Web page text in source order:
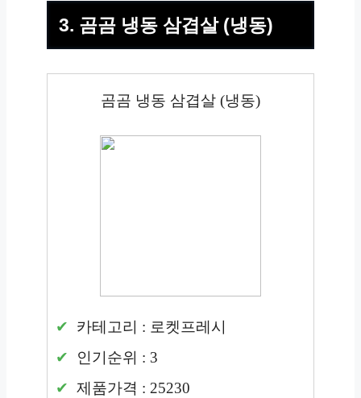
3. 곰곰 냉동 삼겹살 (냉동)
곰곰 냉동 삼겹살 (냉동)
카테고리 : 로켓프레시
인기순위 : 3
제품가격 : 25230